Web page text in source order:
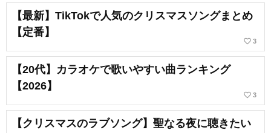
【最新】TikTokで人気のクリスマスソングまとめ
【定番】
favorite_border 3
【20代】カラオケで歌いやすい曲ランキング
【2026】
favorite_border 3
【クリスマスのラブソング】聖なる夜に聴きたい